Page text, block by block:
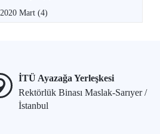
2020 Mart (4)
İTÜ Ayazağa Yerleşkesi
Rektörlük Binası Maslak-Sarıyer /
İstanbul